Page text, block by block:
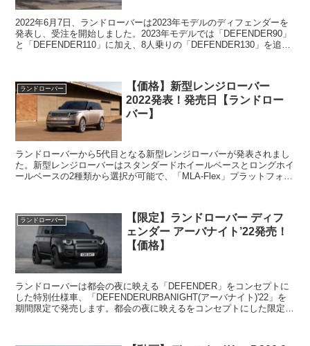
2022年6月7日、ランドローバーは2023年モデルのディフェンダーを
発表し、受注を開始しました。2023年モデルでは「DEFENDER90」
と「DEFENDER110」に加え、8人乗りの「DEFENDER130」を追加
ランドローバー
【価格】新型レンジローバー
2022発表！発売日【ランドロー
バー】
ランドローバーから5代目となる新型レンジローバーが発表されまし
た。新型レンジローバーはスタンダードホイールベースとロングホイ
ールベースの2種類から選択が可能で、「MLA-Flex」プラットフォー
ランドローバー
【限定】ランドローバー ディフ
ェンダー アーバナイト’22発売！
【価格】
ランドローバーは都会の夜に映える「DEFENDER」をコンセプトに
した特別仕様車、「DEFENDERURBANIGHT(アーバナイト)'22」を
期間限定で発売します。都会の夜に映えるをコンセプトにした限定モ